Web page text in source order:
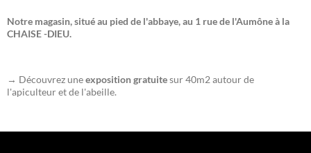
Notre magasin, situé au pied de l'abbaye, au 1 rue de l'Aumône à la
CHAISE -DIEU.
→ Découvrez uneexposition gratuitesur 40m2 autour de
l'apiculteur et de l'abeille.